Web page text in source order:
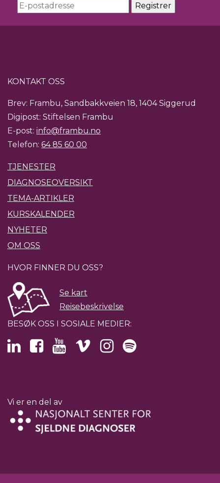
KONTAKT OSS
Brev: Frambu, Sandbakkveien 18, 1404 Siggerud
Digipost: Stiftelsen Frambu
E-post: info@frambu.no
Telefon: 64 85 60 00
TJENESTER
DIAGNOSEOVERSIKT
TEMA-ARTIKLER
KURSKALENDER
NYHETER
OM OSS
HVOR FINNER DU OSS?
Se kart
Reisebeskrivelse
BESØK OSS I SOSIALE MEDIER:
Vi er en del av